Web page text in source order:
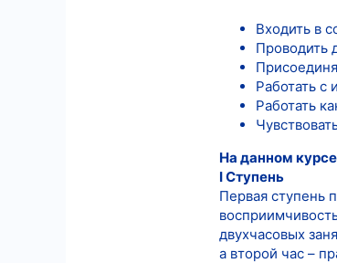
Входить в
Проводить
Работать с
Работать
На данном
I Ступень
Первая ступень
двухчасовых
а второй час –